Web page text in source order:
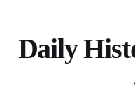
Daily